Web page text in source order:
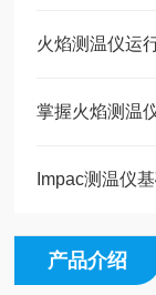
火焰测温仪运
Impac测温仪
产品介绍